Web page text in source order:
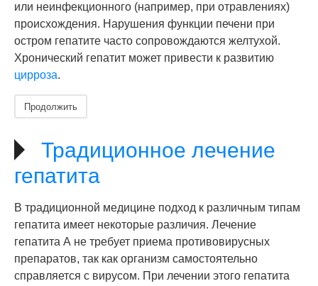
или неинфекционного (например, при отравлениях)
происхождения. Нарушения функции печени при
остром гепатите часто сопровождаются желтухой.
Хронический гепатит может привести к развитию
цирроза.
Продолжить
Традиционное лечение
гепатита
В традиционной медицине подход к различным типам
гепатита имеет некоторые различия. Лечение
гепатита А не требует приема противовирусных
препаратов, так как организм самостоятельно
справляется с вирусом. При лечении этого гепатита